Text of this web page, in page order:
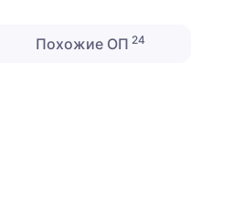
Похожие ОП 24